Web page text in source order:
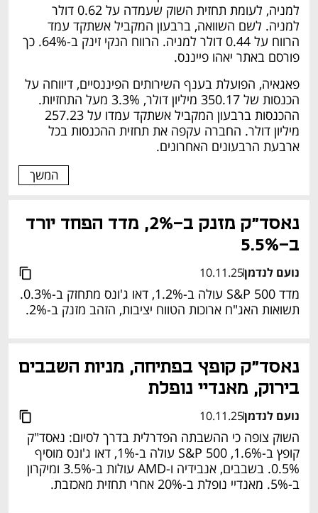
למניה, לעומת תחזית השוק שעמדה על 0.62 דולר
למניה. לשם השוואה, ברבעון המקביל אשתקד עמד
הרווח על 0.44 דולר למניה. הרווח הנקי זינק ב-64%. כך
פורסם באתר יאהו פייננס.
פאגאיה, הפועלת בענף השירותים הפיננסיים, דיווחה על
ההכנסות ברבעון המקביל אשתקד עמדו על 257.23
מיליון דולר. החברה עקפה את תחזית ההכנסות בכל
ארבעת הרבעונים האחרונים.
המשך
ב-5.5%
נועם לנדמן10.11.25
תשואות האג"ח ארוכות הטווח יציבות, הזהב מזנק ב-2%.
בירוק, מאנדיי נופלת
נועם לנדמן10.11.25
קופץ ב-1.6%, S&P 500 עולה ב-1%, דאו ג'ונס מוסיף
0.5%. בשבבים, אנבידיה ו-AMD עולות ב-3.5% ומיקרון
ב-5%. מאנדיי נופלת ב-20% אחרי תחזית מאכזבת.